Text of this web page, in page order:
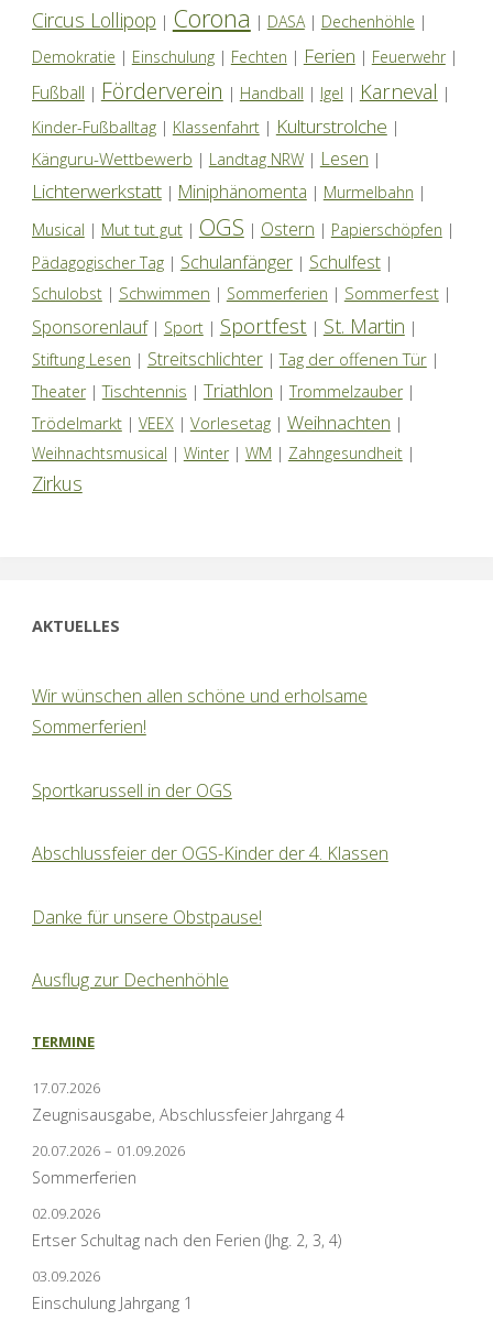
Circus Lollipop | Corona | DASA| Dechenhöhle |
Demokratie | Einschulung| Fechten | Ferien | Feuerwehr|
Fußball | Förderverein | Handball | Igel | Karneval |
Kinder-Fußballtag| Klassenfahrt| Kulturstrolche |
Känguru-Wettbewerb | Landtag NRW| Lesen |
Lichterwerkstatt| Miniphänomenta | Murmelbahn |
Musical | Mut tut gut| OGS | Ostern | Papierschöpfen |
Pädagogischer Tag| Schulanfänger| Schulfest|
Schulobst| Schwimmen | Sommerferien | Sommerfest|
Sponsorenlauf| Sport| Sportfest | St. Martin |
Stiftung Lesen | Streitschlichter|Tag der offenen Tür|
Theater|Tischtennis | Triathlon | Trommelzauber|
Trödelmarkt| VEEX| Vorlesetag| Weihnachten |
Weihnachtsmusical | Winter| WM | Zahngesundheit|
Zirkus
AKTUELLES
Wir wünschen allen schöne und erholsame
Sommerferien!
Sportkarussell in der OGS
Abschlussfeier der OGS-Kinder der 4. Klassen
Danke für unsere Obstpause!
Ausflug zur Dechenhöhle
TERMINE
17.07.2026
Zeugnisausgabe, Abschlussfeier Jahrgang 4
20.07.2026 – 01.09.2026
Sommerferien
02.09.2026
Ertser Schultag nach den Ferien (Jhg. 2, 3, 4)
03.09.2026
Einschulung Jahrgang 1